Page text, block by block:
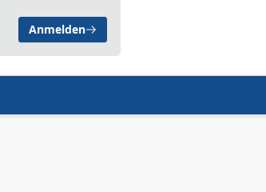
Anmelden